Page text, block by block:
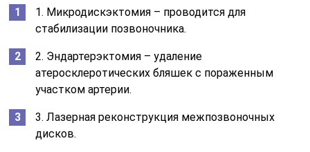
1. Микродискэктомия – проводится для
стабилизации позвоночника.
2. Эндартерэктомия – удаление
атеросклеротических бляшек с пораженным
участком артерии.
3. Лазерная реконструкция межпозвоночных
дисков.